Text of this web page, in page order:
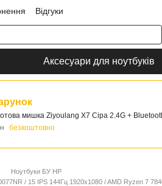
Відгуки
Аксесуари для ноутбуків
мишка Ziyoulang X7 Сіра 2.4G +
безкоштовно
Ноутбуки БУ HP
/ 15 IPS 144Гц 1920x1080 / AMD Ryzen 7